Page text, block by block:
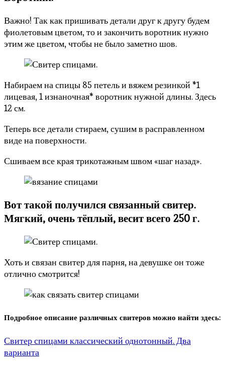
Важно! Так как пришивать детали друг к другу будем
фиолетовым цветом, то и закончить воротник нужно
этим же цветом, чтобы не было заметно шов.
Набираем на спицы 85 петель и вяжем резинкой *1
лицевая, 1 изнаночная* воротник нужной длины. Здесь
12 см.
Теперь все детали стираем, сушим в расправленном
виде на поверхности.
Сшиваем все края трикотажным швом «шаг назад».
Вот такой получился связанный свитер.
Мягкий, очень тёплый, весит всего 250 г.
Хоть и связан свитер для парня, на девушке он тоже
отлично смотрится!
Подробное описание различных свитеров можно найти здесь:
Свитер спицами классический однотонный. Два
варианта